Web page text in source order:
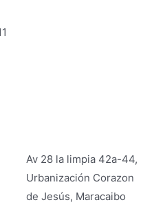
Av 28 la limpia 42a-44,
Urbanización Corazon
de Jesús, Maracaibo